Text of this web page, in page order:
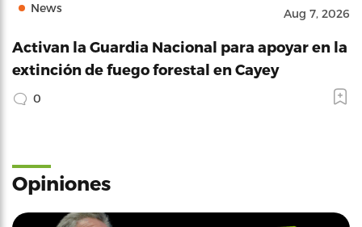
News Aug 7, 2026
Activan la Guardia Nacional para apoyar en la
extinción de fuego forestal en Cayey
0
Opiniones